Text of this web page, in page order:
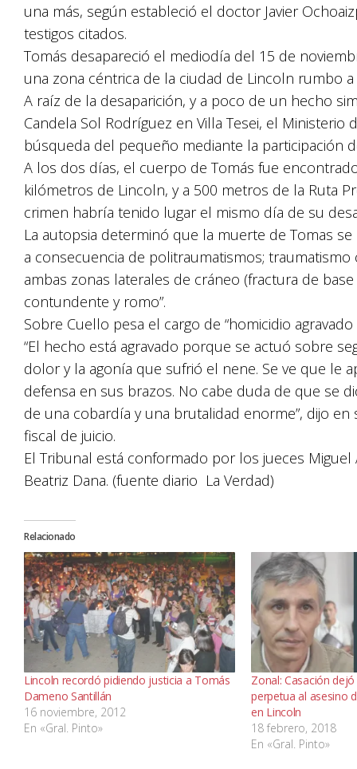
una más, según estableció el doctor Javier
testigos citados.
Tomás desapareció el mediodía del 15 de
una zona céntrica de la ciudad de Lincoln rumbo
A raíz de la desaparición, y a poco de un hecho
Candela Sol Rodríguez en Villa Tesei, el
búsqueda del pequeño mediante la participación
A los dos días, el cuerpo de Tomás fue
kilómetros de Lincoln, y a 500 metros de la Ruta
crimen habría tenido lugar el mismo día de su
La autopsia determinó que la muerte de Tomas
a consecuencia de politraumatismos;
ambas zonas laterales de cráneo (fractura de
contundente y romo”.
Sobre Cuello pesa el cargo de “homicidio
“El hecho está agravado porque se actuó sobre
dolor y la agonía que sufrió el nene. Se ve que le
defensa en sus brazos. No cabe duda de que se
de una cobardía y una brutalidad enorme”, dijo
fiscal de juicio.
El Tribunal está conformado por los jueces Miguel
Beatriz Dana. (fuente diario La Verdad)
Relacionado
Lincoln recordó pidiendo justicia a Tomás
Dameno Santillán
16 noviembre, 2012
En «Gral. Pinto»
Zonal: Casación
perpetua al asesino
en Lincoln
18 febrero, 2018
En «Gral. Pinto»